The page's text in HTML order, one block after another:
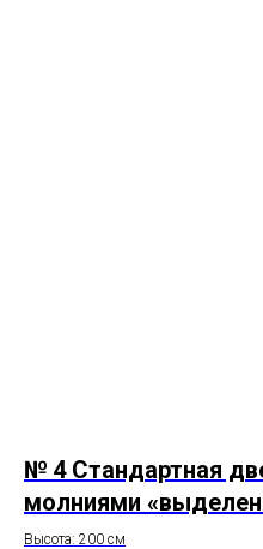
№ 4 Стандартная
молниями
Высота: 200 см